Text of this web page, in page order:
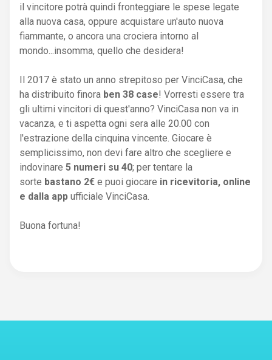
il vincitore potrà quindi fronteggiare le spese legate
alla nuova casa, oppure acquistare un'auto nuova
fiammante, o ancora una crociera intorno al
mondo...insomma, quello che desidera!
Il 2017 è stato un anno strepitoso per VinciCasa, che
ha distribuito finora ben 38 case! Vorresti essere tra
gli ultimi vincitori di quest'anno? VinciCasa non va in
vacanza, e ti aspetta ogni sera alle 20.00 con
l'estrazione della cinquina vincente. Giocare è
semplicissimo, non devi fare altro che scegliere e
indovinare 5 numeri su 40; per tentare la
sorte bastano 2€ e puoi giocare in ricevitoria, online
e dalla app ufficiale VinciCasa.
Buona fortuna!